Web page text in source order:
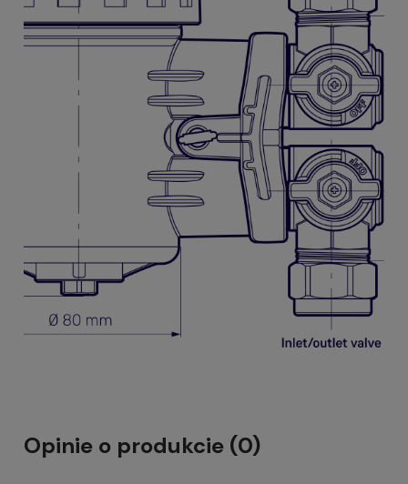
Opinie o produkcie (0)